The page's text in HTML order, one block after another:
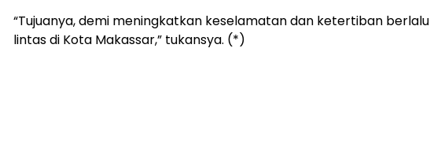
“Tujuanya, demi meningkatkan keselamatan dan ketertiban berlalu
lintas di Kota Makassar,” tukansya. (*)